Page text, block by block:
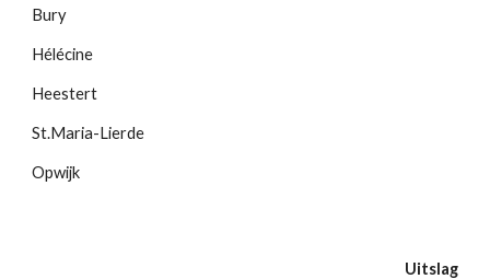
Bury
Hélécine
Heestert
St.Maria-Lierde
Opwijk
Uitslag